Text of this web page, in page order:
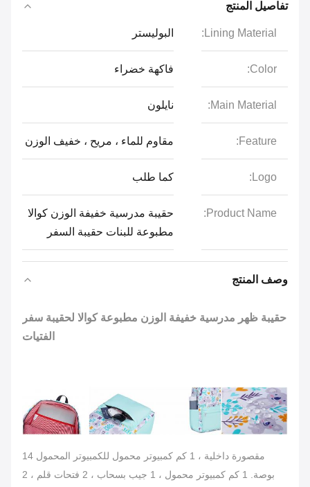
تفاصيل المنتج
Lining Material: البوليستر
Color: فاكهة خضراء
Main Material: نايلون
Feature: مقاوم للماء ، مريح ، خفيف الوزن
Logo: كما طلب
Product Name:
حقيبة مدرسية خفيفة الوزن كوالا
مطبوعة للبنات حقيبة السفر
وصف المنتج
حقيبة ظهر مدرسية خفيفة الوزن مطبوعة كوالا لحقيبة سفر
الفتيات
مقصورة داخلية ، 1 كم كمبيوتر محمول للكمبيوتر المحمول 14
بوصة. 1 كم كمبيوتر محمول ، 1 جيب بسحاب ، 2 فتحات قلم ، 2